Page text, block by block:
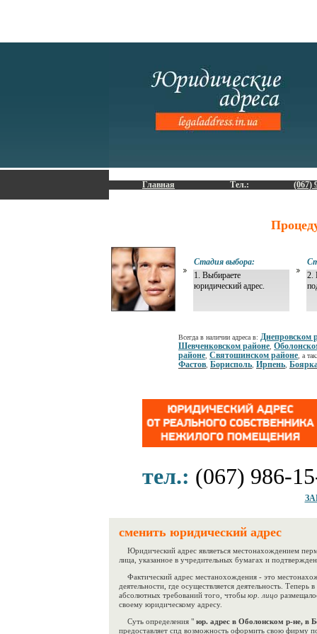
Главная Тел.: (067)
Стадия выбора:
1. Выбираете
юридический адрес.
2.
Всегда в наличии адреса в: Днепровском
Шевченковском районе
районе Святошинском районе , а
Фастов Борисполь Ирпень
тел.: (067) 986-
сменить юридический адрес
Юридический адрес являеться местонахождением
лица, указанное в учредительных бумагах и
Фактический адрес местанохождения - это
деятельности, где осуществляется деятельность. Теперь
абсолютных требований того, чтобы юр. лицо
своему юридическому адресу.
Суть определения " юр. адрес в Оболонском р-не, в
предоставляет спд возможность оформить свою фирму